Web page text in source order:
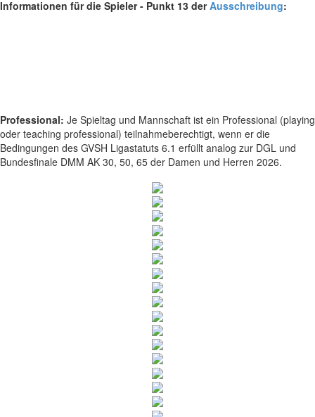
Informationen für die Spieler - Punkt 13 derAusschreibung:
Professional: Je Spieltag und Mannschaft ist ein Professional (playing
oder teaching professional) teilnahmeberechtigt, wenn er die
Bedingungen des GVSH Ligastatuts 6.1 erfüllt analog zur DGL und
Bundesfinale DMM AK 30, 50, 65 der Damen und Herren 2026.